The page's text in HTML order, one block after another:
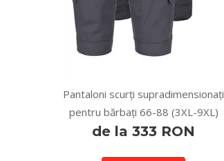
Pantaloni scurți supradimensionați
pentru bărbați 66-88 (3XL-9XL)
de la 333 RON